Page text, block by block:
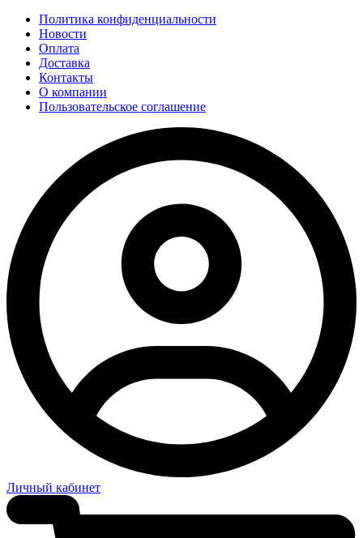
Политика конфиденциальности
Новости
Оплата
Доставка
Контакты
О компании
Пользовательское соглашение
Личный кабинет